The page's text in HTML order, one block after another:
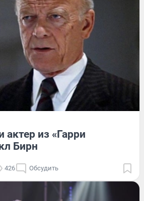
из «Гарри
Бирн
426 Обсудить